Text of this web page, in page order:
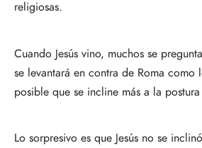
religiosas.
Cuando Jesús vino, muchos se
se levantará en contra de Roma como
posible que se incline más a la
Lo sorpresivo es que Jesús no se